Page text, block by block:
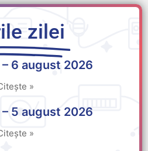
zilei
6 august 2026
»
5 august 2026
»